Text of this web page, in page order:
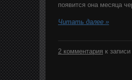
появится она месяца
Читать далее »
2 комментария к записи